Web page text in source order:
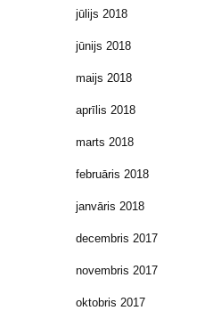
jūlijs 2018
jūnijs 2018
maijs 2018
aprīlis 2018
marts 2018
februāris 2018
janvāris 2018
decembris 2017
novembris 2017
oktobris 2017